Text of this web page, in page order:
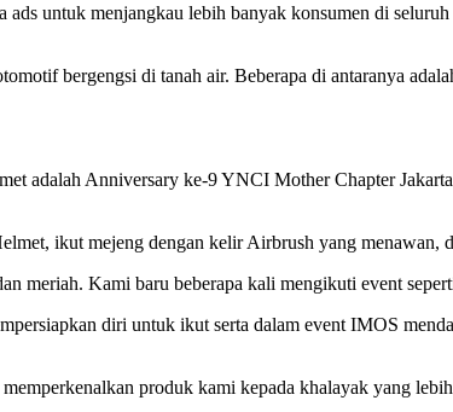
ads untuk menjangkau lebih banyak konsumen di
bergengsi di tanah air. Beberapa di antaranya
adalah Anniversary ke-9 YNCI Mother Chapter
ikut mejeng dengan kelir Airbrush yang
meriah. Kami baru beberapa kali mengikuti event
diri untuk ikut serta dalam event IMOS
produk kami kepada khalayak yang